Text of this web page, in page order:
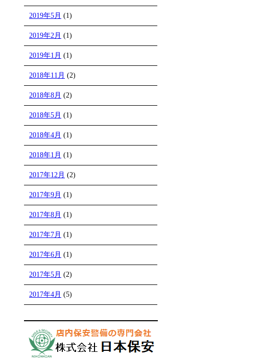
2019年5月 (1)
2019年2月 (1)
2019年1月 (1)
2018年11月 (2)
2018年8月 (2)
2018年5月 (1)
2018年4月 (1)
2018年1月 (1)
2017年12月 (2)
2017年9月 (1)
2017年8月 (1)
2017年7月 (1)
2017年6月 (1)
2017年5月 (2)
2017年4月 (5)